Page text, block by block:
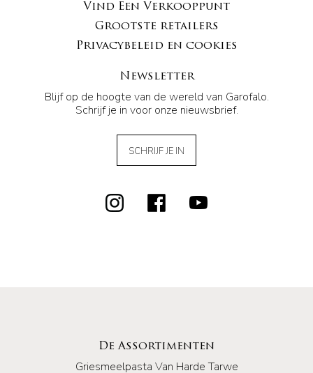
Vind Een Verkooppunt
Grootste retailers
Privacybeleid en cookies
Newsletter
Blijf op de hoogte van de wereld van Garofalo.
Schrijf je in voor onze nieuwsbrief.
SCHRIJF JE IN
De Assortimenten
Griesmeelpasta Van Harde Tarwe